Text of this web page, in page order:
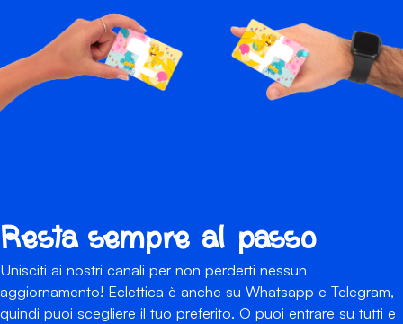
Resta sempre al passo
Unisciti ai nostri canali per non perderti nessun
aggiornamento! Eclettica è anche su Whatsapp e Telegram,
quindi puoi scegliere il tuo preferito. O puoi entrare su tutti e